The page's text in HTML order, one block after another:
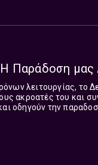
Παράδοση μας
λειτουργίας, το
ακροατές του και
οδηγούν την